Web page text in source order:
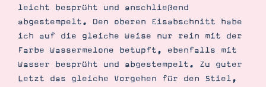
leicht besprüht und anschließend
abgestempelt. Den oberen Eisabschnitt habe
ich auf die gleiche Weise nur rein mit der
Farbe Wassermelone betupft, ebenfalls mit
Wasser besprüht und abgestempelt. Zu guter
Letzt das gleiche Vorgehen für den Stiel,